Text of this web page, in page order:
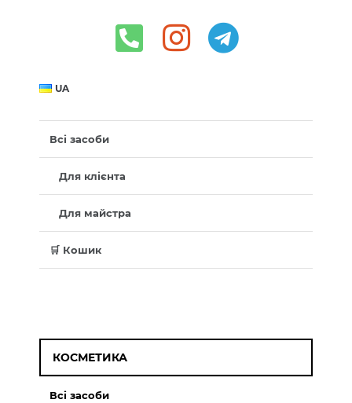
UA
Всі засоби
Для клієнта
Для майстра
🛒 Кошик
КОСМЕТИКА
Всі засоби